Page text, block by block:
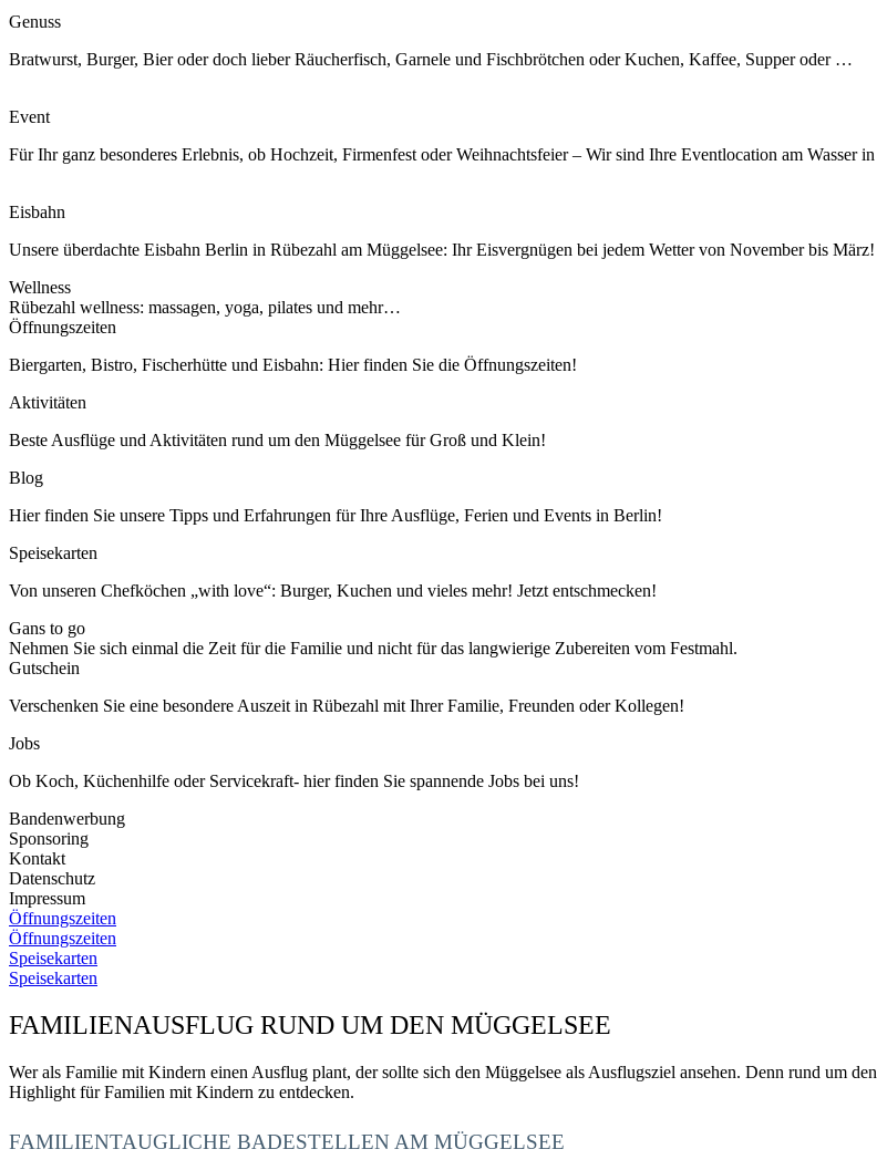
Genuss
Bratwurst, Burger, Bier oder doch lieber Räucherfisch, Garnele und Fischbrötchen oder Kuchen, Kaffee, Supper oder …
Event
Für Ihr ganz besonderes Erlebnis, ob Hochzeit, Firmenfest oder Weihnachtsfeier – Wir sind Ihre Eventlocation am Wasser
Eisbahn
Unsere überdachte Eisbahn Berlin in Rübezahl am Müggelsee: Ihr Eisvergnügen bei jedem Wetter von November bis März!
Wellness
Rübezahl wellness: massagen, yoga, pilates und mehr…
Öffnungszeiten
Biergarten, Bistro, Fischerhütte und Eisbahn: Hier finden Sie die Öffnungszeiten!
Aktivitäten
Beste Ausflüge und Aktivitäten rund um den Müggelsee für Groß und Klein!
Blog
Hier finden Sie unsere Tipps und Erfahrungen für Ihre Ausflüge, Ferien und Events in Berlin!
Speisekarten
Von unseren Chefköchen „with love“: Burger, Kuchen und vieles mehr! Jetzt entschmecken!
Gans to go
Nehmen Sie sich einmal die Zeit für die Familie und nicht für das langwierige Zubereiten vom Festmahl.
Gutschein
Verschenken Sie eine besondere Auszeit in Rübezahl mit Ihrer Familie, Freunden oder Kollegen!
Jobs
Ob Koch, Küchenhilfe oder Servicekraft- hier finden Sie spannende Jobs bei uns!
Bandenwerbung
Sponsoring
Kontakt
Datenschutz
Impressum
Öffnungszeiten
Öffnungszeiten
Speisekarten
Speisekarten
FAMILIENAUSFLUG RUND UM DEN MÜGGELSEE
Wer als Familie mit Kindern einen Ausflug plant, der sollte sich den Müggelsee als Ausflugsziel ansehen. Denn rund um
Highlight für Familien mit Kindern zu entdecken.
FAMILIENTAUGLICHE BADESTELLEN AM MÜGGELSEE